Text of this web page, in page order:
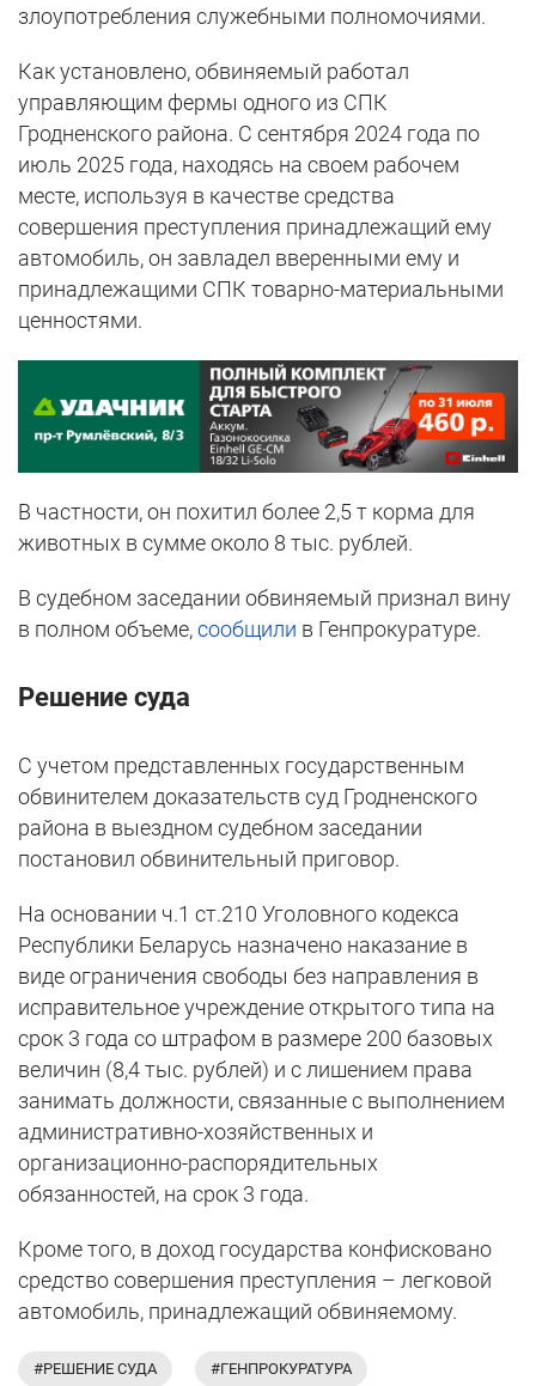
злоупотребления служебными полномочиями.
Как установлено, обвиняемый работал
управляющим фермы одного из СПК
Гродненского района. С сентября 2024 года по
июль 2025 года, находясь на своем рабочем
месте, используя в качестве средства
совершения преступления принадлежащий ему
автомобиль, он завладел вверенными ему и
принадлежащими СПК товарно-материальными
ценностями.
В частности, он похитил более 2,5 т корма для
животных в сумме около 8 тыс. рублей.
В судебном заседании обвиняемый признал вину
в полном объеме,сообщили в Генпрокуратуре.
Решение суда
С учетом представленных государственным
обвинителем доказательств суд Гродненского
района в выездном судебном заседании
постановил обвинительный приговор.
На основании ч.1 ст.210 Уголовного кодекса
Республики Беларусь назначено наказание в
виде ограничения свободы без направления в
исправительное учреждение открытого типа на
срок 3 года со штрафом в размере 200 базовых
величин (8,4 тыс. рублей) и с лишением права
занимать должности, связанные с выполнением
административно-хозяйственных и
организационно-распорядительных
обязанностей, на срок 3 года.
Кроме того, в доход государства конфисковано
средство совершения преступления – легковой
автомобиль, принадлежащий обвиняемому.
#РЕШЕНИЕ СУДА #ГЕНПРОКУРАТУРА